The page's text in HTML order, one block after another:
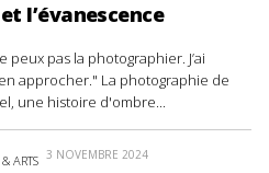
l’évanescence
peux pas la photographier. J’ai
approcher." La photographie de
une histoire d'ombre...
ARTS 3 NOVEMBRE 2024